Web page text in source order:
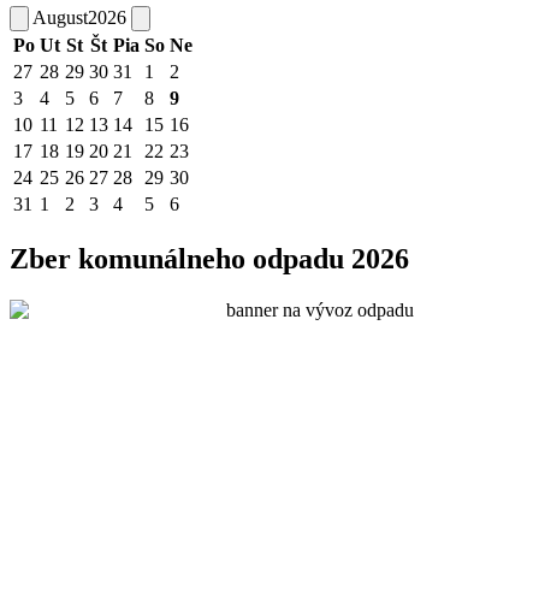
August2026
Po Ut St Št Pia So Ne
27 28 29 30 31 1
2
3
4 5 6 7 8
9
10 11 12 13 14 15 16
17 18 19 20 21 22 23
24 25 26 27 28 29 30
31 1 2 3 4 5 6
Zber komunálneho odpadu 2026